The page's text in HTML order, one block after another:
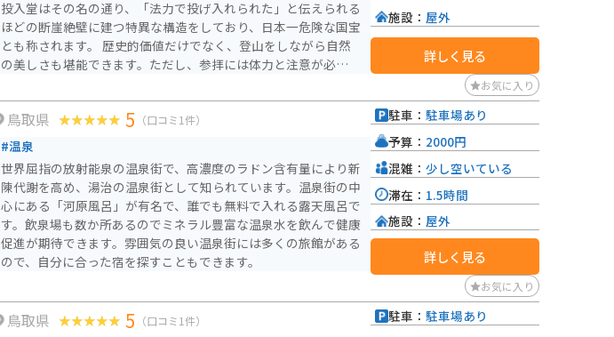
投入堂はその名の通り、「法力で投げ入れられた」と伝えられる
ほどの断崖絶壁に建つ特異な構造をしており、日本一危険な国宝
とも称されます。 歴史的価値だけでなく、登山をしながら自然
の美しさも堪能できます。ただし、参拝には体力と注意が必要
訪れてください。
施設： 屋外
詳しく見る
お気に入り
鳥取県 5 （口コミ1件）
#温泉
世界屈指の放射能泉の温泉街で、高濃度のラドン含有量により新
陳代謝を高め、湯治の温泉街として知られています。温泉街の中
心にある「河原風呂」が有名で、誰でも無料で入れる露天風呂で
す。飲泉場も数か所あるのでミネラル豊富な温泉水を飲んで健康
促進が期待できます。雰囲気の良い温泉街には多くの旅館がある
ので、自分に合った宿を探すこともできます。
駐車： 駐車場あり
予算： 2000円
混雑： 少し空いている
滞在： 1.5時間
施設： 屋外
詳しく見る
お気に入り
鳥取県 5 （口コミ1件） 駐車： 駐車場あり